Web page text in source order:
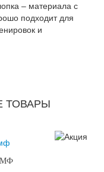
– материала с
подходит для
и
ТОВАРЫ